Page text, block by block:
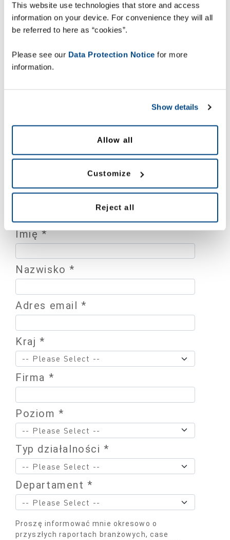
This website use technologies that store and access
information on your device. For convenience they will all
be referred to here as “cookies”.
Please see our Data Protection Notice for more
information.
Show details
Allow all
Customize
Reject all
braki efektywności w operacjach logistycznych, a także
istniejące możliwości.
Podczas badania kwestii powtórnych dostaw, błędów w
wysyłkach, zapytań klientów, tymczasowych pracowników i
Pobierz nasz przewodnik, aby dowiedzieć się, jak określić
wydajność operacyjną za pomocą pięciu magicznych pytań.
Proszę wypełnić formularz
Imię *
Nazwisko *
Adres email *
Kraj *
Firma *
Poziom *
Typ działalności *
Departament *
Proszę informować mnie okresowo o
przyszłych raportach branżowych, case